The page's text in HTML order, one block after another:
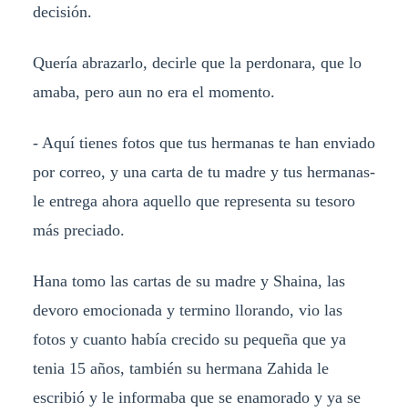
decisión.
Quería abrazarlo, decirle que la perdonara, que lo
amaba, pero aun no era el momento.
- Aquí tienes fotos que tus hermanas te han enviado
por correo, y una carta de tu madre y tus hermanas-
le entrega ahora aquello que representa su tesoro
más preciado.
Hana tomo las cartas de su madre y Shaina, las
devoro emocionada y termino llorando, vio las
fotos y cuanto había crecido su pequeña que ya
tenia 15 años, también su hermana Zahida le
escribió y le informaba que se enamorado y ya se